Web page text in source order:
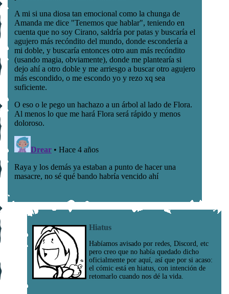
Hiatus
Habíamos avisado por redes, Discord, etc
pero creo que no había quedado dicho
oficialmente por aquí, así que por si acaso:
el cómic está en hiatus, con intención de
retomarlo cuando nos dé la vida.